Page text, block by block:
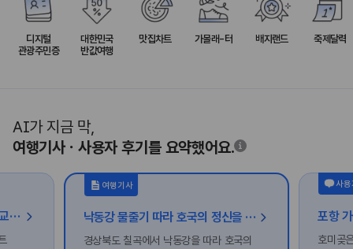
디지털
관광주민증
대한민국
반값여행
맛집차트 가볼래-터 배지랜드 축제달력
AI가 지금 막,
여행기사ㆍ사용자 후기를 요약했어요.
통영, 빛의 언덕을 지나 고양이학교로 떠나는 힐링 여행
여행기사
낙동강 물줄기 따라 호국의 정신을 만나는 칠곡 평화 여행
경상북도 칠곡에서 낙동강을 따라 호국의
사
호미곶